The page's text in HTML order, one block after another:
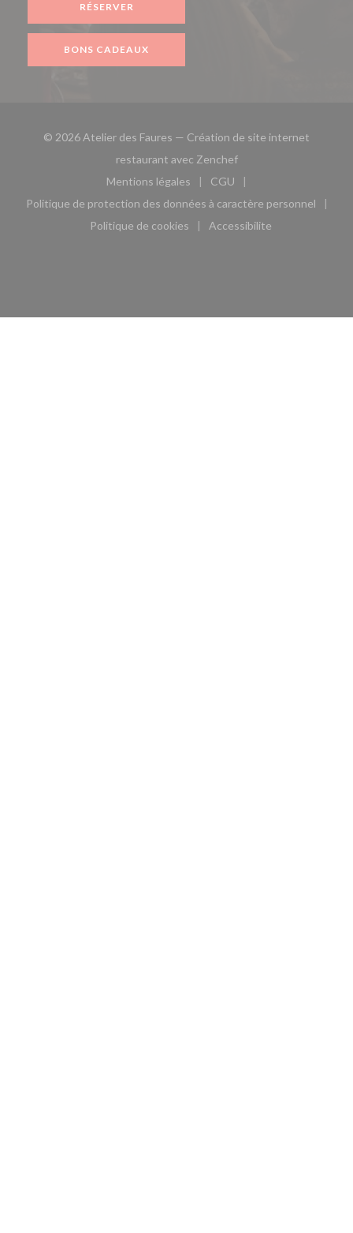
RÉSERVER
BONS CADEAUX
© 2026 Atelier des Faures — Création de site internet
restaurant avec Zenchef((ouvre une nouvelle
Mentions légales
((ouvre une nouvelle fenêtre))
CGU
((ouvre une nouvelle
Politique de protection des données à caractère personnel
((ouvre une nouvelle fenêtre))
Politique de cookies
((ouvre une nouvelle fenêtre))
Accessibilite